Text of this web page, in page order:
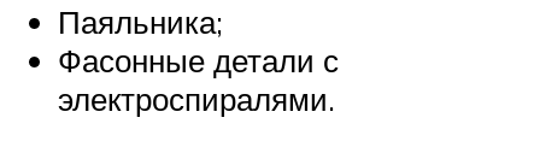
Паяльника;
Фасонные детали с
электроспиралями.